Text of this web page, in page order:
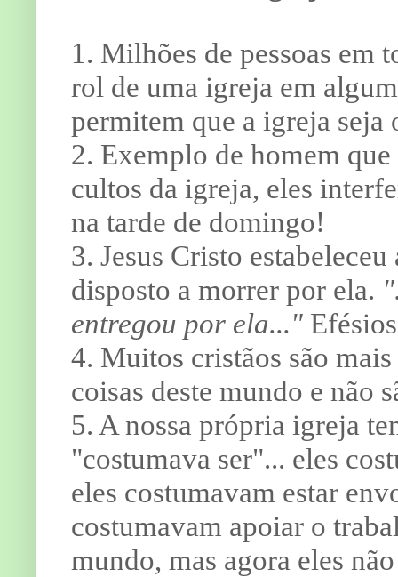
1. Milhões de pessoas em
rol de uma igreja em
permitem que a igreja seja
2. Exemplo de homem
cultos da igreja, eles
na tarde de domingo!
3. Jesus Cristo
disposto a morrer por ela.
entregou por ela..."
4. Muitos cristãos são
coisas deste mundo e não
5. A nossa própria igreja
"costumava ser"... eles
eles costumavam estar
costumavam apoiar o
mundo, mas agora eles